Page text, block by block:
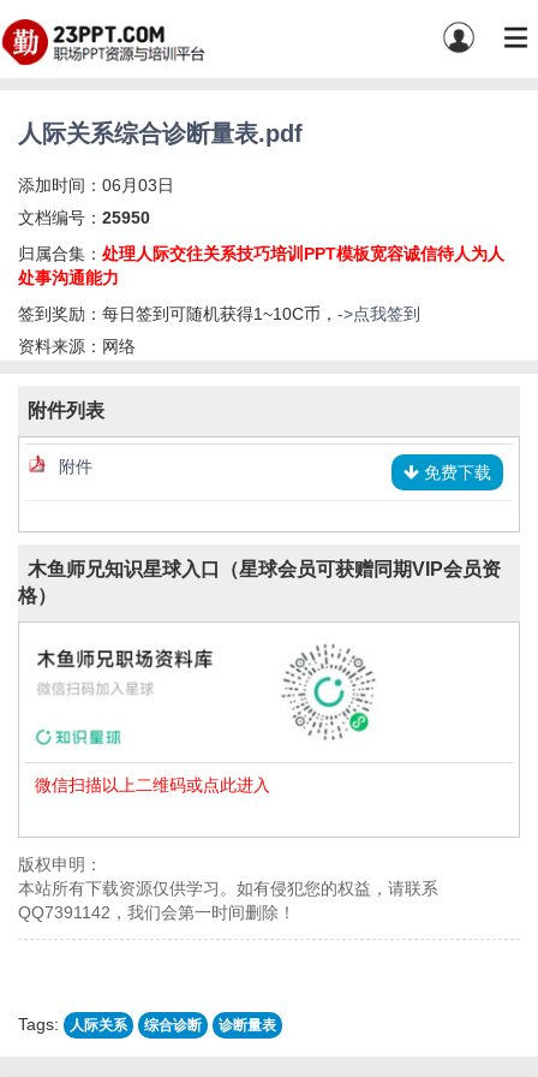
人际关系综合诊断量表.pdf
添加时间：06月03日
文档编号： 25950
归属合集： 处理人际交往关系技巧培训PPT模板宽容诚信待人为人
处事沟通能力
签到奖励：每日签到可随机获得1~10C币， ->点我签到
资料来源：网络
附件列表
附件 免费下载
木鱼师兄知识星球入口（星球会员可获赠同期VIP会员资
格）
微信扫描以上二维码或点此进入
版权申明：
本站所有下载资源仅供学习。如有侵犯您的权益，请联系
QQ7391142，我们会第一时间删除！
Tags: 人际关系 综合诊断 诊断量表